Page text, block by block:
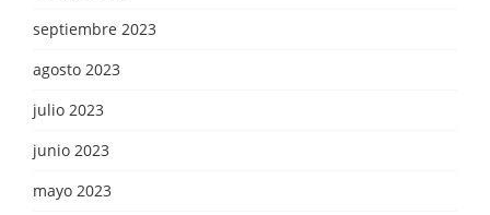
septiembre 2023
agosto 2023
julio 2023
junio 2023
mayo 2023